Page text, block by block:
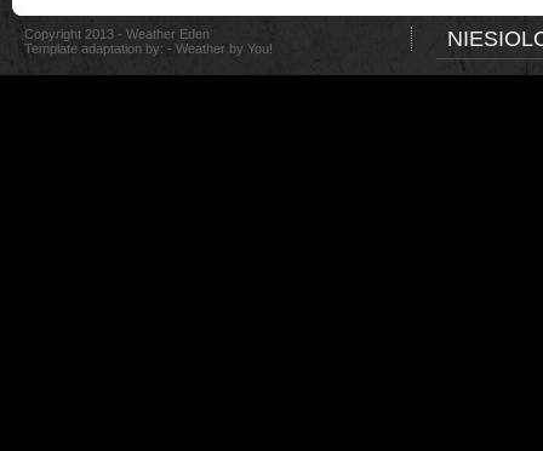
Copyright 2013 - Weather Eden
Template adaptation by: - Weather by You!